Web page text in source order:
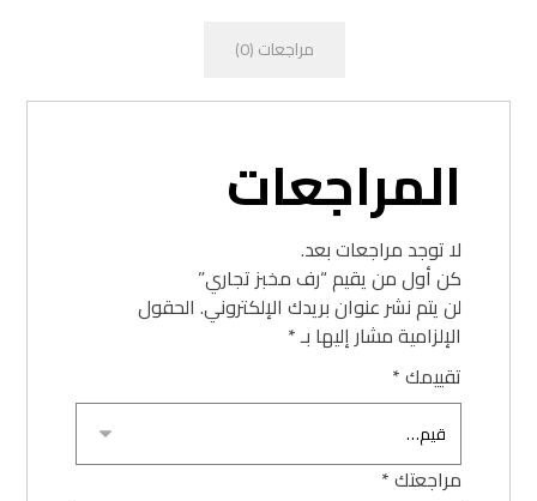
مراجعات (0)
المراجعات
لا توجد مراجعات بعد.
كن أول من يقيم “رف مخبز تجاري”
لن يتم نشر عنوان بريدك الإلكتروني. الحقول
الإلزامية مشار إليها بـ*
تقييمك*
مراجعتك*